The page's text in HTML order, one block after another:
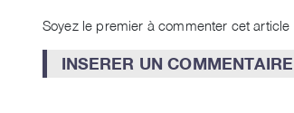
Soyez le premier à commenter cet article
INSERER UN COMMENTAIRE